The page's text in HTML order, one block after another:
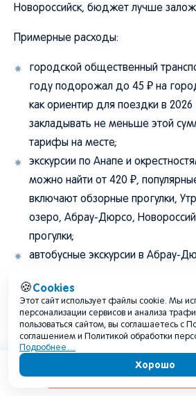
Новороссийск, бюджет лучше
Примерные расходы:
городской общественный
году подорожал до 45 ₽ на
как ориентир для поездки в
закладывать не меньше этой
тарифы на месте;
экскурсии по Анапе и
можно найти от 420 ₽,
включают обзорные прогулки,
озеро, Абрау-Дюрсо,
прогулки;
автобусные экскурсии в Абрау-
дополнительные активности
дегустации оплачиваются
аквапарки и крупные
перед поездкой: часть открытых
работает только в теплый сезон,
могут обновляться ближе к
Содержание
🍪Cookies
Этот сайт использует файлы cookie. Мы
персонализации сервисов и анализа
пользоваться сайтом, вы соглашаетесь с
соглашением и Политикой обработки
Подробнее…
Хорошо